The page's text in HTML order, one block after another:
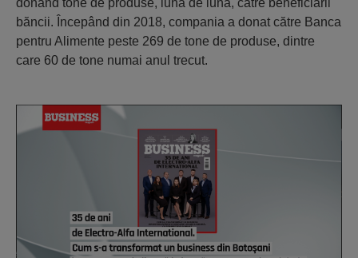
băncii. Începând din 2018, compania a donat către Banca
pentru Alimente peste 269 de tone de produse, dintre
care 60 de tone numai anul trecut.